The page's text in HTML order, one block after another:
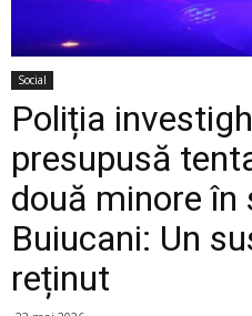
Social
Poliția
presupusă
două minore în
Buiucani: Un
reținut